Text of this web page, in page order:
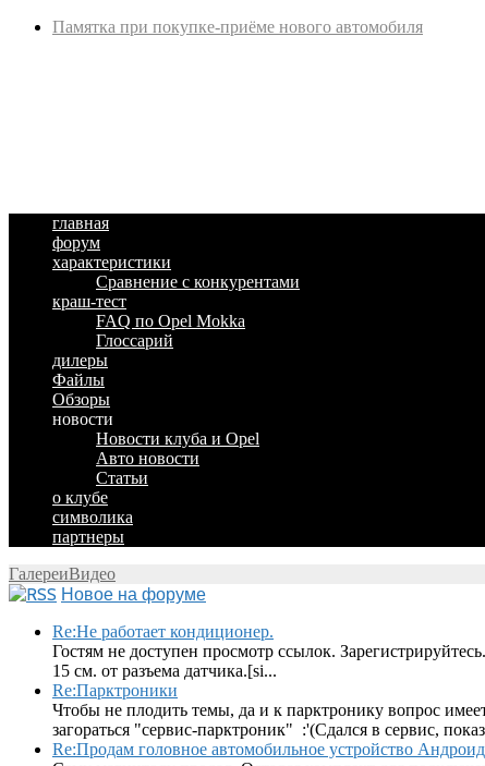
Памятка при покупке-приёме нового автомобиля
главная
форум
характеристики
Сравнение с конкурентами
краш-тест
FAQ по Opel Mokka
Глоссарий
дилеры
Файлы
Обзоры
новости
Новости клуба и Opel
Авто новости
Статьи
о клубе
символика
партнеры
ГалереиВидео
Новое на форуме
Re:Не работает кондиционер.
Гостям не доступен просмотр ссылок.
15 см. от разъема датчика.[si...
Re:Парктроники
Чтобы не плодить темы, да и к парктронику вопрос
загораться "сервис-парктроник" :'(Сдался в сервис,
Re:Продам головное автомобильное устройство